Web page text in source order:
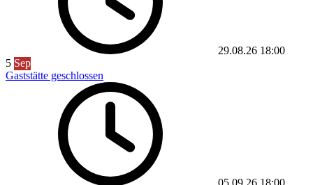
29.08.26 18:00
5 Sep
Gaststätte geschlossen
05.09.26 18:00